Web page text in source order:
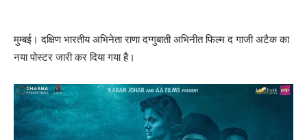
मुम्‍बई। दक्षिण भारतीय अभिनेता राणा दग्‍गुबाती अभिनीत फिल्‍म द गाजी अटैक का
नया पोस्‍टर जारी कर दिया गया है।